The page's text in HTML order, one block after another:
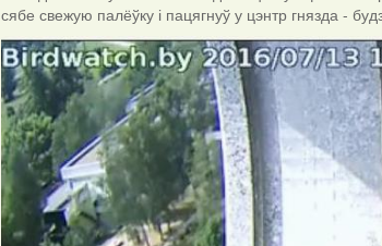
сябе свежую палёўку і пацягнуў у цэнтр гнязда -